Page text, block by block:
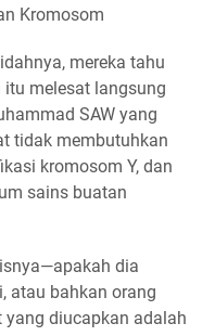
Kromosom
mereka tahu
melesat langsung
SAW yang
tidak membutuhkan
kromosom Y, dan
sains buatan
dia
atau bahkan orang
diucapkan adalah